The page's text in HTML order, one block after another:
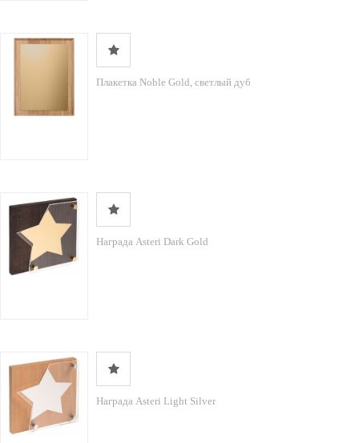
Плакетка Noble Gold, светлый дуб
Награда Asteri Dark Gold
Награда Asteri Light Silver